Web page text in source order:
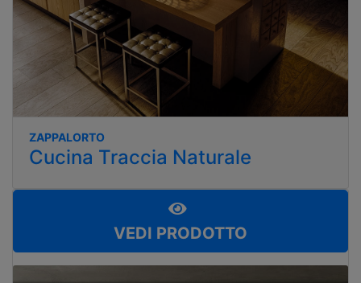
ZAPPALORTO
Cucina Traccia Naturale
VEDI PRODOTTO